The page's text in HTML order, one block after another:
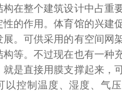
构在整个建筑设计中占重
性的作用。体育馆的兴建
展。可供采用的有空间网
构等。不过现在也有一种
就是直接用膜支撑起来，
以控制温度、湿度、气